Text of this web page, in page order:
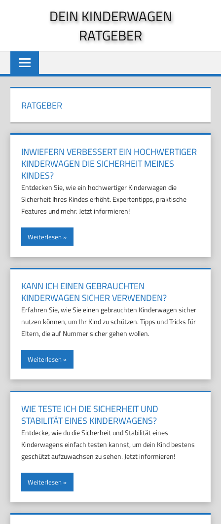
DEIN KINDERWAGEN
RATGEBER
RATGEBER
INWIEFERN VERBESSERT EIN HOCHWERTIGER
KINDERWAGEN DIE SICHERHEIT MEINES
KINDES?
Entdecken Sie, wie ein hochwertiger Kinderwagen die
Sicherheit Ihres Kindes erhöht. Expertentipps, praktische
Features und mehr. Jetzt informieren!
Weiterlesen
KANN ICH EINEN GEBRAUCHTEN
KINDERWAGEN SICHER VERWENDEN?
Erfahren Sie, wie Sie einen gebrauchten Kinderwagen sicher
nutzen können, um Ihr Kind zu schützen. Tipps und Tricks für
Eltern, die auf Nummer sicher gehen wollen.
Weiterlesen
WIE TESTE ICH DIE SICHERHEIT UND
STABILITÄT EINES KINDERWAGENS?
Entdecke, wie du die Sicherheit und Stabilität eines
Kinderwagens einfach testen kannst, um dein Kind bestens
geschützt aufzuwachsen zu sehen. Jetzt informieren!
Weiterlesen